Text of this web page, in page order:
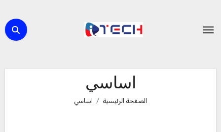
المحتوى
اساسي
الصفحة الرئيسية اساسي